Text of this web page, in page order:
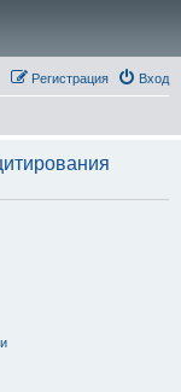
Вход
Регистрация